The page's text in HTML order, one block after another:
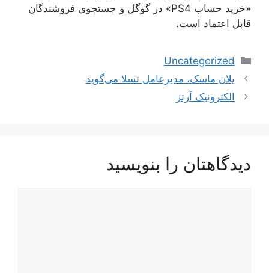
«خرید حساب PS4» در گوگل و جستجوی فروشندگان
قابل اعتماد است.
دسته‌ها
Uncategorized
ناوبری
نوشته‌ها
یلان ماسک، مدیرعامل تسلا می‌گوید
الکترونیک آرتز
دیدگاهتان را بنویسید